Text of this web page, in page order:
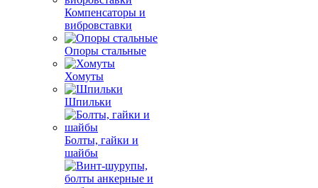
Компенсаторы и
вибровставки
Опоры стальные
Хомуты
Шпильки
Болты, гайки и
шайбы